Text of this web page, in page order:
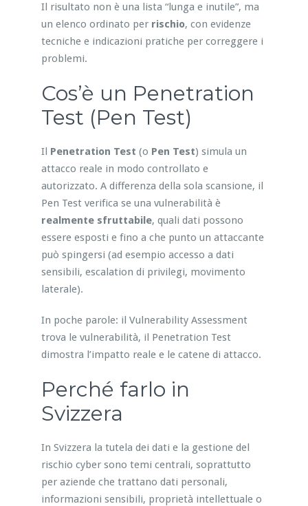
Il risultato non è una lista “lunga e inutile”, ma
un elenco ordinato per rischio, con evidenze
tecniche e indicazioni pratiche per correggere i
problemi.
Cos’è un Penetration
Test (Pen Test)
Il Penetration Test (o Pen Test) simula un
attacco reale in modo controllato e
autorizzato. A differenza della sola scansione, il
Pen Test verifica se una vulnerabilità è
realmente sfruttabile, quali dati possono
essere esposti e fino a che punto un attaccante
può spingersi (ad esempio accesso a dati
sensibili, escalation di privilegi, movimento
laterale).
In poche parole: il Vulnerability Assessment
trova le vulnerabilità, il Penetration Test
dimostra l’impatto reale e le catene di attacco.
Perché farlo in
Svizzera
In Svizzera la tutela dei dati e la gestione del
rischio cyber sono temi centrali, soprattutto
per aziende che trattano dati personali,
informazioni sensibili, proprietà intellettuale o